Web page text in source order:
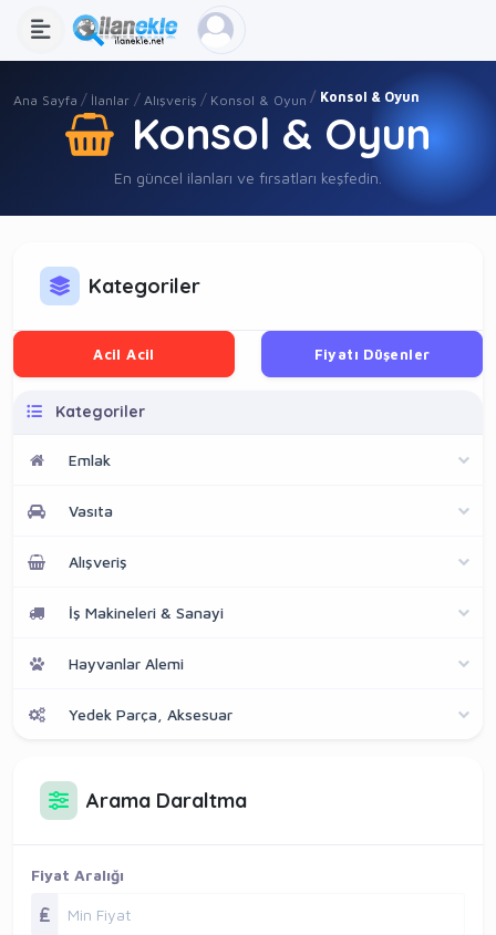
Ana Sayfa İlanlar Alışveriş Konsol & Oyun Konsol & Oyun
Konsol & Oyun
En güncel ilanları ve fırsatları keşfedin.
Kategoriler
Acil Acil Fiyatı Düşenler
Kategoriler
Emlak
Vasıta
Alışveriş
İş Makineleri & Sanayi
Hayvanlar Alemi
Yedek Parça, Aksesuar
Arama Daraltma
Fiyat Aralığı